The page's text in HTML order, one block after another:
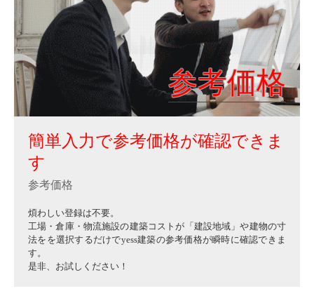
参考価格
簡単入力で参考価格が確認できま
す
参考価格
煩わしい登録は不要。
工場・倉庫・物流施設の建築コストが「建設地域」や建物の寸
法をを選択するだけでyess建築の参考価格が瞬時に確認できま
す。
是非、お試しください！